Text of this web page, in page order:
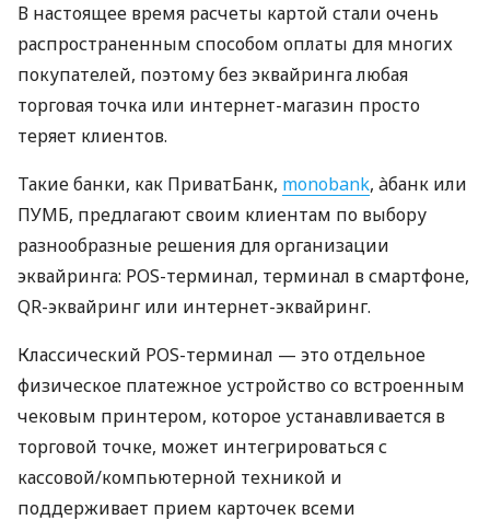
В настоящее время расчеты картой стали очень
распространенным способом оплаты для многих
покупателей, поэтому без эквайринга любая
торговая точка или интернет-магазин просто
теряет клиентов.
Такие банки, как ПриватБанк, monobank, àбанк или
ПУМБ, предлагают своим клиентам по выбору
разнообразные решения для организации
эквайринга: POS-терминал, терминал в смартфоне,
QR-эквайринг или интернет-эквайринг.
Классический POS-терминал — это отдельное
физическое платежное устройство со встроенным
чековым принтером, которое устанавливается в
торговой точке, может интегрироваться с
кассовой/компьютерной техникой и
поддерживает прием карточек всеми